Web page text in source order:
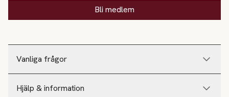
Vanliga frågor
Hjälp & information
Bli medlem